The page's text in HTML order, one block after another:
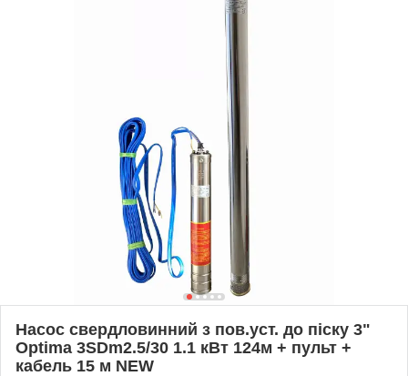
Насос свердловинний з пов.уст. до піску 3"
Optima 3SDm2.5/30 1.1 кВт 124м + пульт +
кабель 15 м NEW